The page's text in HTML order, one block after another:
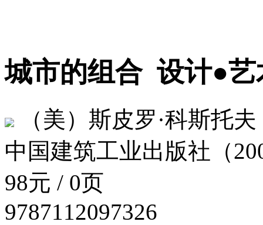
城市的组合 设计●艺
（美）斯皮罗·科斯托夫
中国建筑工业出版社（
98元 / 0页
9787112097326